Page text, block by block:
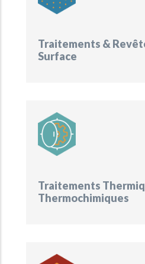
Traitements &
Surface
Traitements
Thermochimiques